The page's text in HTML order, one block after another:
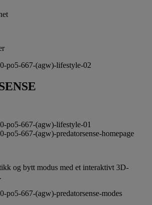
og bytt modus med et interaktivt 3D-